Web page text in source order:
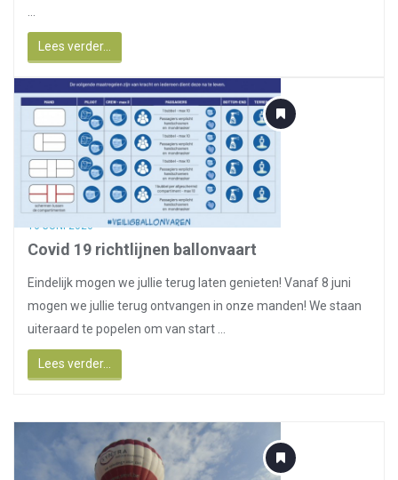
Lees verder...
16 JUNI 2020
Covid 19 richtlijnen ballonvaart
Eindelijk mogen we jullie terug laten genieten! Vanaf 8 juni
mogen we jullie terug ontvangen in onze manden! We staan
uiteraard te popelen om van start ...
Lees verder...